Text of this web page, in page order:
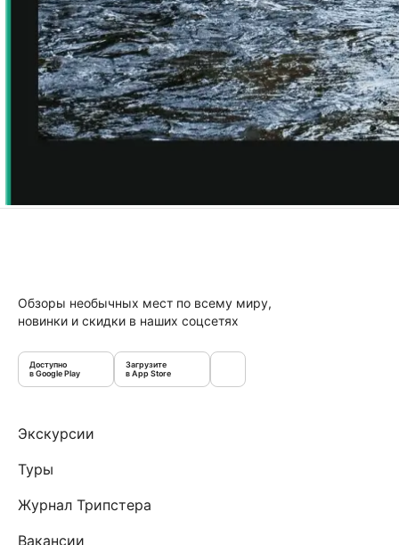
Обзоры необычных мест по всему миру,
новинки и скидки в наших соцсетях
Доступно
в Google Play
Загрузите
в App Store
Экскурсии
Туры
Журнал Трипстера
Вакансии